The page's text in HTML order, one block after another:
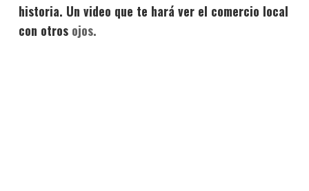
historia. Un video que te hará ver el comercio local
con otros ojos.